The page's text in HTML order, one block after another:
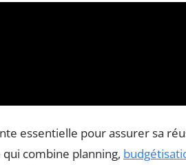
essentielle pour assurer sa
combine planning,